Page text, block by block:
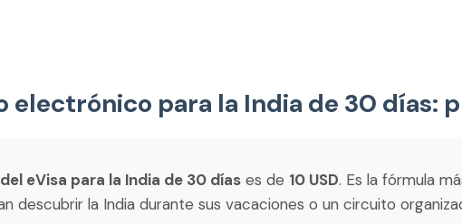
electrónico para la India de 30 días:
eVisa para la India de 30 días es de 10 USD. Es la fórmula
descubrir la India durante sus vacaciones o un circuito